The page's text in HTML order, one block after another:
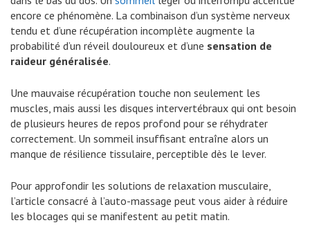
encore ce phénomène. La combinaison d’un système nerveux
tendu et d’une récupération incomplète augmente la
probabilité d’un réveil douloureux et d’une sensation de
raideur généralisée.
Une mauvaise récupération touche non seulement les
muscles, mais aussi les disques intervertébraux qui ont besoin
de plusieurs heures de repos profond pour se réhydrater
correctement. Un sommeil insuffisant entraîne alors un
manque de résilience tissulaire, perceptible dès le lever.
Pour approfondir les solutions de relaxation musculaire,
l’article consacré à l’auto-massage peut vous aider à réduire
les blocages qui se manifestent au petit matin.